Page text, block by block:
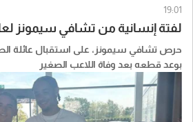
19:01
لفتة إنسانية من تشافي سيمونز
حرص تشافي سيمونز، على استقبال عائلة
بوعد قطعه بعد وفاة اللاعب الصغير